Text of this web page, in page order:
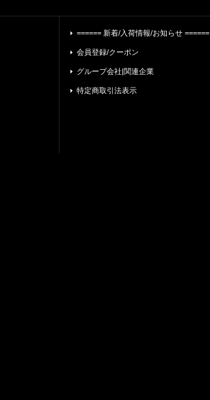
====== 新着/入荷情報/お知らせ ======
会員登録/クーポン
グループ会社|関連企業
特定商取引法表示